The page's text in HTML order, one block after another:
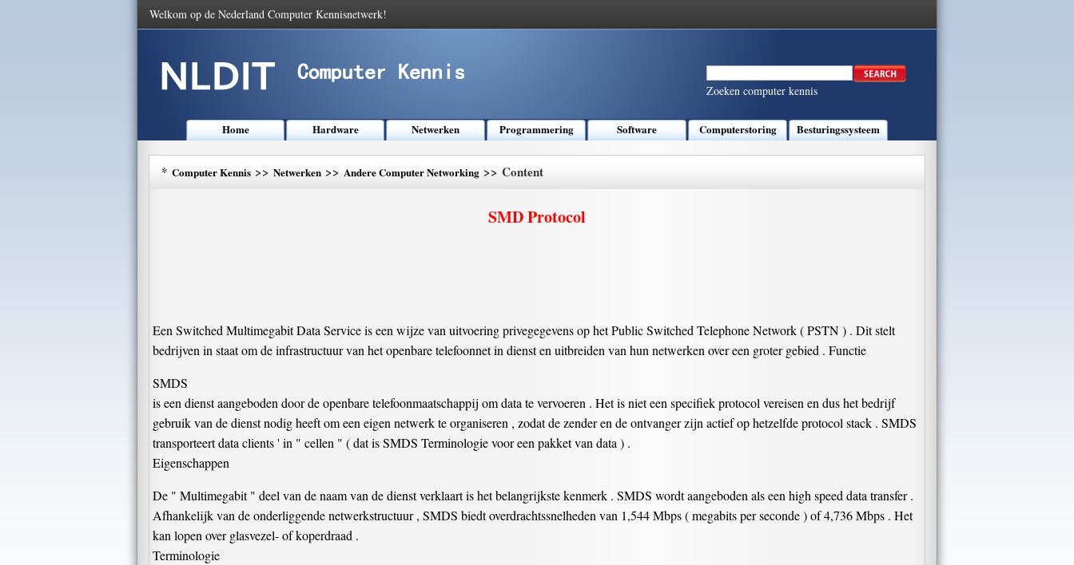
Welkom op de Nederland Computer Kennisnetwerk!
Zoeken computer kennis
Home Hardware Netwerken Programmering Software Computerstoring Besturingssysteem
* Computer Kennis >> Netwerken >> Andere Computer Networking >> Content
SMD Protocol
Een Switched Multimegabit Data Service is een wijze van uitvoering privegegevens op het Public Switched Telephone Network ( PSTN ) . Dit stelt
bedrijven in staat om de infrastructuur van het openbare telefoonnet in dienst en uitbreiden van hun netwerken over een groter gebied . Functie
SMDS
is een dienst aangeboden door de openbare telefoonmaatschappij om data te vervoeren . Het is niet een specifiek protocol vereisen en dus het bedrijf
gebruik van de dienst nodig heeft om een eigen netwerk te organiseren , zodat de zender en de ontvanger zijn actief op hetzelfde protocol stack . SMDS
transporteert data clients ' in " cellen " ( dat is SMDS Terminologie voor een pakket van data ) .
Eigenschappen
De " Multimegabit " deel van de naam van de dienst verklaart is het belangrijkste kenmerk . SMDS wordt aangeboden als een high speed data transfer .
Afhankelijk van de onderliggende netwerkstructuur , SMDS biedt overdrachtssnelheden van 1,544 Mbps ( megabits per seconde ) of 4,736 Mbps . Het
kan lopen over glasvezel- of koperdraad .
Terminologie